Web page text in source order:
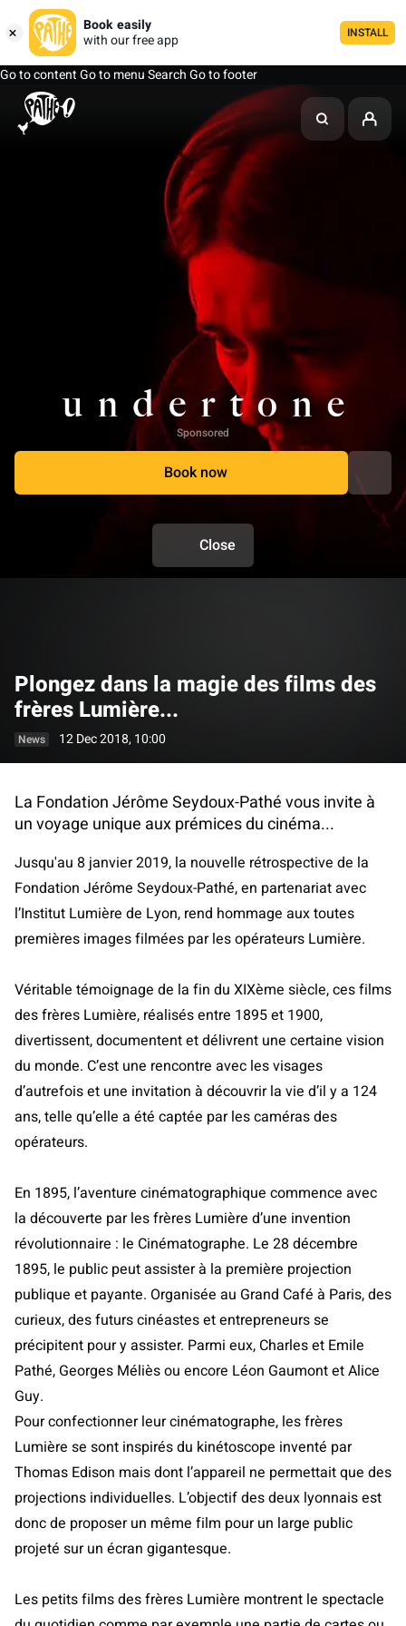
Book easily
with our free app
INSTALL
Go to contentGo to menuSearchGo to footer
Sponsored
Book now
Close
Plongez dans la magie des films des
frères Lumière...
News 12 Dec 2018, 10:00
La Fondation Jérôme Seydoux-Pathé vous invite à
un voyage unique aux prémices du cinéma...
Jusqu'au 8 janvier 2019, la nouvelle rétrospective de la
Fondation Jérôme Seydoux-Pathé, en partenariat avec
l’Institut Lumière de Lyon, rend hommage aux toutes
premières images filmées par les opérateurs Lumière.
Véritable témoignage de la fin du XIXème siècle, ces films
des frères Lumière, réalisés entre 1895 et 1900,
divertissent, documentent et délivrent une certaine vision
du monde. C’est une rencontre avec les visages
d’autrefois et une invitation à découvrir la vie d’il y a 124
ans, telle qu’elle a été captée par les caméras des
opérateurs.
En 1895, l’aventure cinématographique commence avec
la découverte par les frères Lumière d’une invention
révolutionnaire : le Cinématographe. Le 28 décembre
1895, le public peut assister à la première projection
publique et payante. Organisée au Grand Café à Paris, des
curieux, des futurs cinéastes et entrepreneurs se
précipitent pour y assister. Parmi eux, Charles et Emile
Pathé, Georges Méliès ou encore Léon Gaumont et Alice
Guy.
Pour confectionner leur cinématographe, les frères
Lumière se sont inspirés du kinétoscope inventé par
Thomas Edison mais dont l’appareil ne permettait que des
projections individuelles. L’objectif des deux lyonnais est
donc de proposer un même film pour un large public
projeté sur un écran gigantesque.
Les petits films des frères Lumière montrent le spectacle